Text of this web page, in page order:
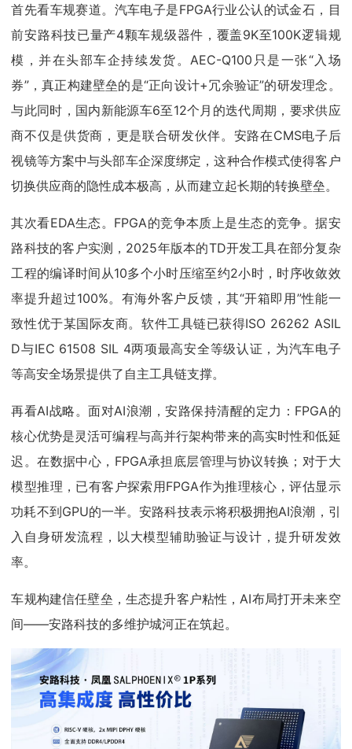
首先看车规赛道。汽车电子是FPGA行业公认的试金石，目
前安路科技已量产4颗车规级器件，覆盖9K至100K逻辑规
模，并在头部车企持续发货。AEC-Q100只是一张“入场
券”，真正构建壁垒的是“正向设计+冗余验证”的研发理念。
与此同时，国内新能源车6至12个月的迭代周期，要求供应
商不仅是供货商，更是联合研发伙伴。安路在CMS电子后
视镜等方案中与头部车企深度绑定，这种合作模式使得客户
切换供应商的隐性成本极高，从而建立起长期的转换壁垒。
其次看EDA生态。FPGA的竞争本质上是生态的竞争。据安
路科技的客户实测，2025年版本的TD开发工具在部分复杂
工程的编译时间从10多个小时压缩至约2小时，时序收敛效
率提升超过100%。有海外客户反馈，其“开箱即用”性能一
致性优于某国际友商。软件工具链已获得ISO 26262 ASIL
D与IEC 61508 SIL 4两项最高安全等级认证，为汽车电子
等高安全场景提供了自主工具链支撑。
再看AI战略。面对AI浪潮，安路保持清醒的定力：FPGA的
核心优势是灵活可编程与高并行架构带来的高实时性和低延
迟。在数据中心，FPGA承担底层管理与协议转换；对于大
模型推理，已有客户探索用FPGA作为推理核心，评估显示
功耗不到GPU的一半。安路科技表示将积极拥抱AI浪潮，引
入自身研发流程，以大模型辅助验证与设计，提升研发效
率。
车规构建信任壁垒，生态提升客户粘性，AI布局打开未来空
间——安路科技的多维护城河正在筑起。